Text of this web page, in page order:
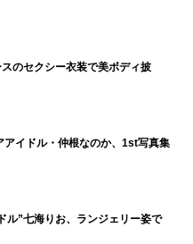
のセクシー衣装で美ボディ披
アイドル・仲根なのか、1st写真集
ル”七海りお、ランジェリー姿で